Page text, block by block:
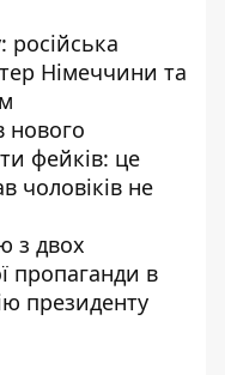
російська
Німеччини та
нового
фейків: це
чоловіків не
з двох
пропаганди в
президенту